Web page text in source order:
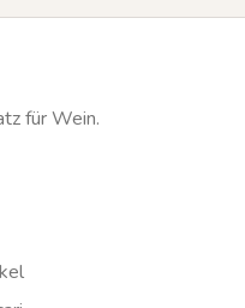
für Wein.